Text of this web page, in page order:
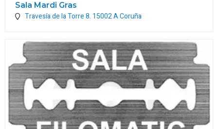
Sala Mardi Gras
Travesía de la Torre 8. 15002A Coruña